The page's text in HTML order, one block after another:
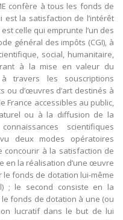
confère à tous les fonds de
la satisfaction de l’intérêt
celle qui emprunte l’un des
général des impôts (CGI), à
social, humanitaire,
à la mise en valeur du
travers les souscriptions
ou d’œuvres d’art destinés à
France accessibles au public,
ou à la diffusion de la
scientifiques
deux modes opératoires
à la satisfaction de
en la réalisation d’une œuvre
le fonds de dotation lui-même
; le second consiste en la
fonds de dotation à une (ou
lucratif dans le but de lui